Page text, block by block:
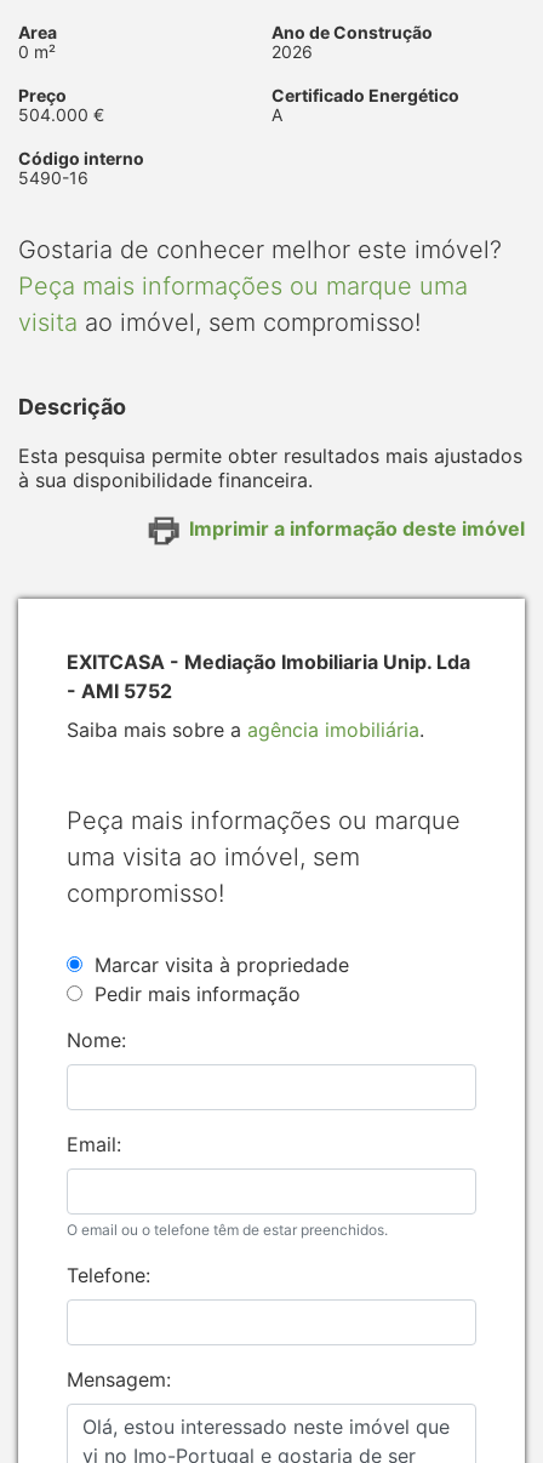
Area
0 m²
Ano de Construção
2026
Preço
504.000 €
Certificado Energético
A
Código interno
5490-16
Gostaria de conhecer melhor este imóvel?
Peça mais informações ou marque uma
visita ao imóvel, sem compromisso!
Descrição
Esta pesquisa permite obter resultados mais ajustados
à sua disponibilidade financeira.
Imprimir a informação deste imóvel
EXITCASA - Mediação Imobiliaria Unip. Lda
- AMI 5752
Saiba mais sobre a agência imobiliária.
Peça mais informações ou marque
uma visita ao imóvel, sem
compromisso!
Marcar visita à propriedade
Pedir mais informação
Nome:
Email:
O email ou o telefone têm de estar preenchidos.
Telefone:
Mensagem: